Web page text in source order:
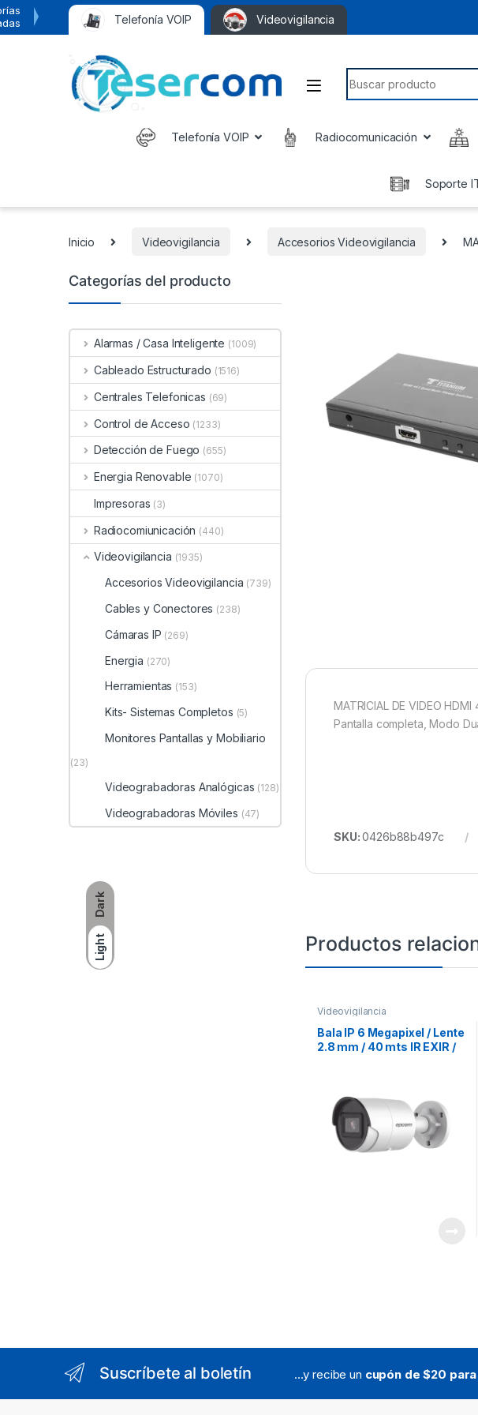
Dark
Light
Telefonía VOIP Videovigilancia
Search for:
Telefonía VOIP Radiocomunicación
Soporte
Inicio Videovigilancia Accesorios Videovigilancia
MATRICIAL DE VIDEO
Pantalla completa, Modo
SKU:0426b88b497c
Productos
Videovigilancia
Bala IP 6 Megapixel / Lente
2.8 mm / 40 mts IR EXIR /
Videoanaliticos (Filtro de
Falsas Alarmas) / Ultra
Baja Iluminación
Categorías del producto
Alarmas / Casa Inteligente (1009)
Cableado Estructurado (1516)
Centrales Telefonicas (69)
Control de Acceso (1233)
Detección de Fuego (655)
Energia Renovable (1070)
Impresoras (3)
Radiocomiunicación (440)
Videovigilancia (1935)
Accesorios Videovigilancia (739)
Cables y Conectores (238)
Cámaras IP (269)
Energia (270)
Herramientas (153)
Kits- Sistemas Completos (5)
Monitores Pantallas y Mobiliario
(23)
Videograbadoras Analógicas (128)
Videograbadoras Móviles (47)
Suscríbete al boletín ...y recibe un cupón de $20